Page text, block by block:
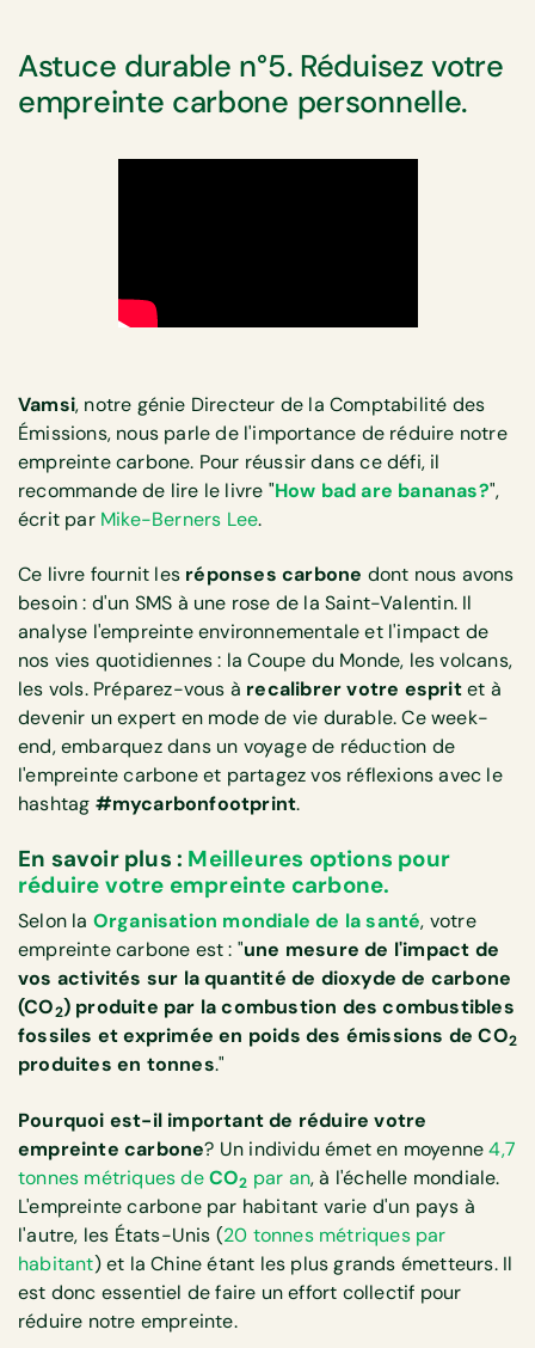
Astuce durable n°5. Réduisez votre
empreinte carbone personnelle.
Vamsi, notre génie Directeur de la Comptabilité des
Émissions, nous parle de l'importance de réduire notre
empreinte carbone. Pour réussir dans ce défi, il
recommande de lire le livre "How bad are bananas?",
écrit par Mike-Berners Lee.
Ce livre fournit les réponses carbone dont nous avons
besoin : d'un SMS à une rose de la Saint-Valentin. Il
analyse l'empreinte environnementale et l'impact de
nos vies quotidiennes : la Coupe du Monde, les volcans,
les vols. Préparez-vous à recalibrer votre espritet à
devenir un expert en mode de vie durable. Ce week-
end, embarquez dans un voyage de réduction de
l'empreinte carbone et partagez vos réflexions avec le
hashtag #mycarbonfootprint.
En savoir plus : Meilleures options pour
réduire votre empreinte carbone.
Selon la Organisation mondiale de la santé, votre
empreinte carbone est : "une mesure de l'impact de
vos activités sur la quantité de dioxyde de carbone
(CO2) produite par la combustion des combustibles
fossiles et exprimée en poids des émissions de CO2
produites en tonnes."
Pourquoi est-il important de réduire votre
empreinte carbone? Un individu émet en moyenne4,7
tonnes métriques deCO2 par an, à l'échelle mondiale.
L'empreinte carbone par habitant varie d'un pays à
l'autre, les États-Unis (20 tonnes métriques par
habitant) et la Chine étant les plus grands émetteurs. Il
est donc essentiel de faire un effort collectif pour
réduire notre empreinte.